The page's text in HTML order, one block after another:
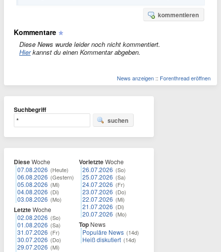
kommentieren
Kommentare
Diese News wurde leider noch nicht kommentiert.
Hierkannst du einen Kommentar abgeben.
News anzeigen :: Forenthread eröffnen
Suchbegriff
suchen
DieseWoche
07.08.2026 (Heute)
06.08.2026 (Gestern)
05.08.2026 (Mi)
04.08.2026 (Di)
03.08.2026 (Mo)
LetzteWoche
02.08.2026 (So)
01.08.2026 (Sa)
31.07.2026 (Fr)
30.07.2026 (Do)
29.07.2026 (Mi)
VorletzteWoche
26.07.2026 (So)
25.07.2026 (Sa)
24.07.2026 (Fr)
23.07.2026 (Do)
22.07.2026 (Mi)
21.07.2026 (Di)
20.07.2026 (Mo)
Top News
Populäre News (14d)
Heiß diskutiert (14d)